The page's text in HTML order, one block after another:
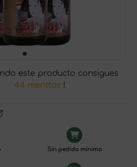
este producto consigues
44 menttos !
Sin pedido mínimo